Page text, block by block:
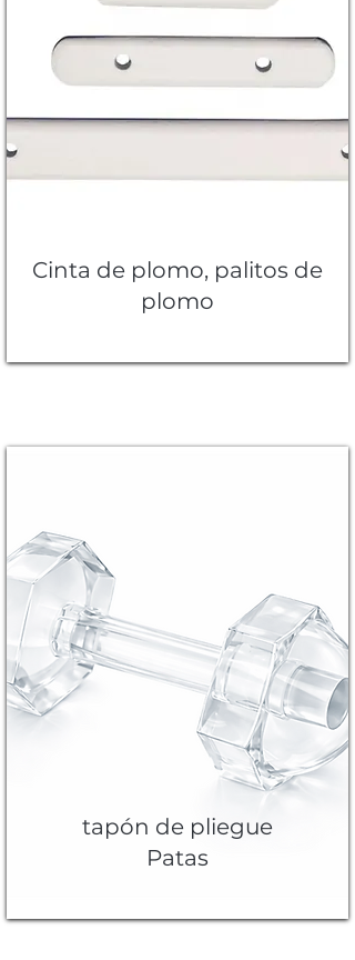
Cinta de plomo, palitos de
plomo
tapón de pliegue
Patas